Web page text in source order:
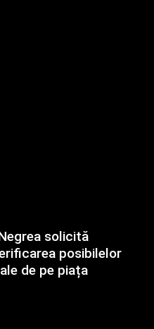
solicită
posibilelor
de pe piața